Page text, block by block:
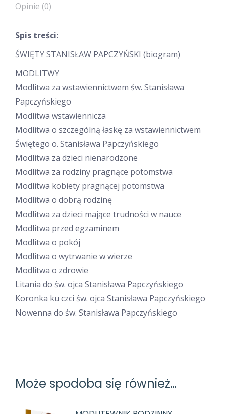
Opinie (0)
Spis treści:
ŚWIĘTY STANISŁAW PAPCZYŃSKI (biogram)
MODLITWY
Modlitwa za wstawiennictwem św. Stanisława
Papczyńskiego
Modlitwa wstawiennicza
Modlitwa o szczególną łaskę za wstawiennictwem
Świętego o. Stanisława Papczyńskiego
Modlitwa za dzieci nienarodzone
Modlitwa za rodziny pragnące potomstwa
Modlitwa kobiety pragnącej potomstwa
Modlitwa o dobrą rodzinę
Modlitwa za dzieci mające trudności w nauce
Modlitwa przed egzaminem
Modlitwa o pokój
Modlitwa o wytrwanie w wierze
Modlitwa o zdrowie
Litania do św. ojca Stanisława Papczyńskiego
Koronka ku czci św. ojca Stanisława Papczyńskiego
Nowenna do św. Stanisława Papczyńskiego
Może spodoba się również…